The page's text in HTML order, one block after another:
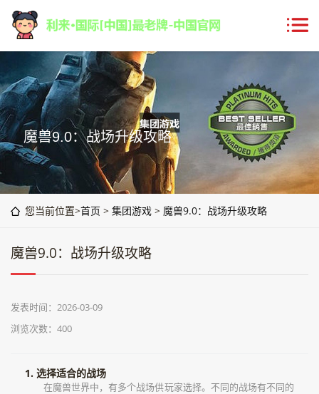
魔兽9.0：战场升级攻略
您当前位置>首页 > 集团游戏 > 魔兽9.0：战场升级攻略
魔兽9.0：战场升级攻略
发表时间：2026-03-09
浏览次数：400
1. 选择适合的战场
在魔兽世界中，有多个战场供玩家选择。不同的战场有不同的